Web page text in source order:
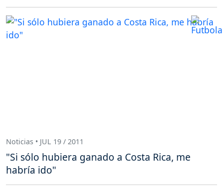
Noticias • JUL 19 / 2011
"Si sólo hubiera ganado a Costa Rica, me
habría ido"